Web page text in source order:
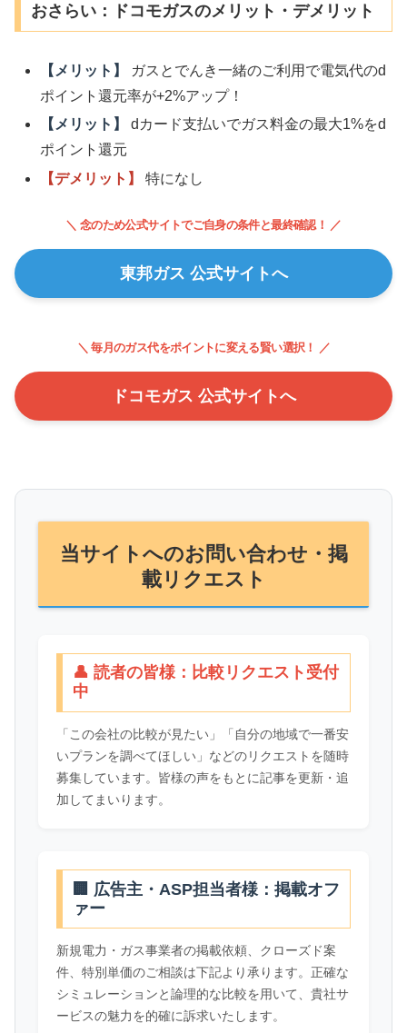
おさらい：ドコモガスのメリット・デメリット
【メリット】
ガスとでんき一緒のご利用で電気代のd
ポイント還元率が+2%アップ！
【メリット】
dカード支払いでガス料金の最大1%をd
ポイント還元
【デメリット】
特になし
＼ 念のため公式サイトでご自身の条件と最終確認！ ／
東邦ガス 公式サイトへ
＼ 毎月のガス代をポイントに変える賢い選択！ ／
ドコモガス 公式サイトへ
当サイトへのお問い合わせ・掲
載リクエスト
👤 読者の皆様：比較リクエスト受付
中
「この会社の比較が見たい」「自分の地域で一番安
いプランを調べてほしい」などのリクエストを随時
募集しています。皆様の声をもとに記事を更新・追
加してまいります。
🏢 広告主・ASP担当者様：掲載オフ
ァー
新規電力・ガス事業者の掲載依頼、クローズド案
件、特別単価のご相談は下記より承ります。正確な
シミュレーションと論理的な比較を用いて、貴社サ
ービスの魅力を的確に訴求いたします。